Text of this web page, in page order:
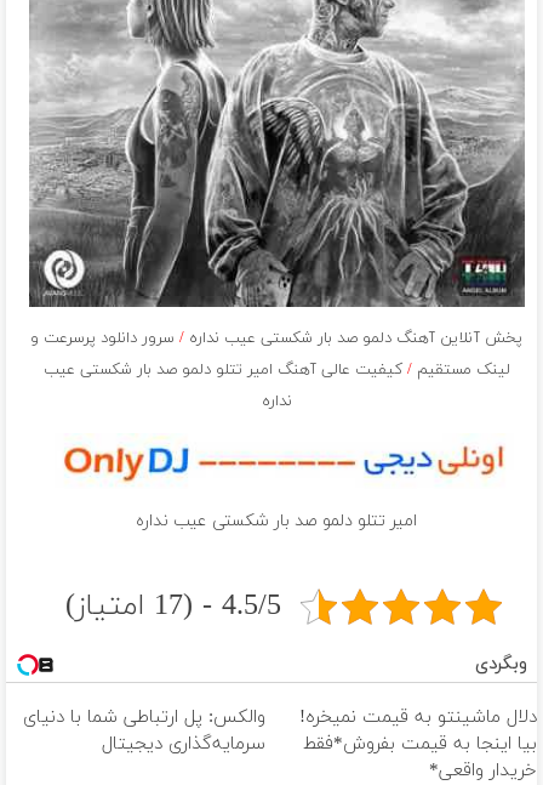
پخش آنلاین آهنگ دلمو صد بار شکستی عیب نداره /سرور دانلود پرسرعت و
لینک مستقیم/ کیفیت عالی آهنگ امیر تتلو دلمو صد بار شکستی عیب
نداره
امیر تتلو دلمو صد بار شکستی عیب نداره
4.5/5 - (17 امتیاز)
وبگردی
دلال ماشینتو به قیمت نمیخره!
بیا اینجا به قیمت بفروش*فقط
خریدار واقعی*
والکس: پل ارتباطی شما با دنیای
سرمایه‌گذاری دیجیتال